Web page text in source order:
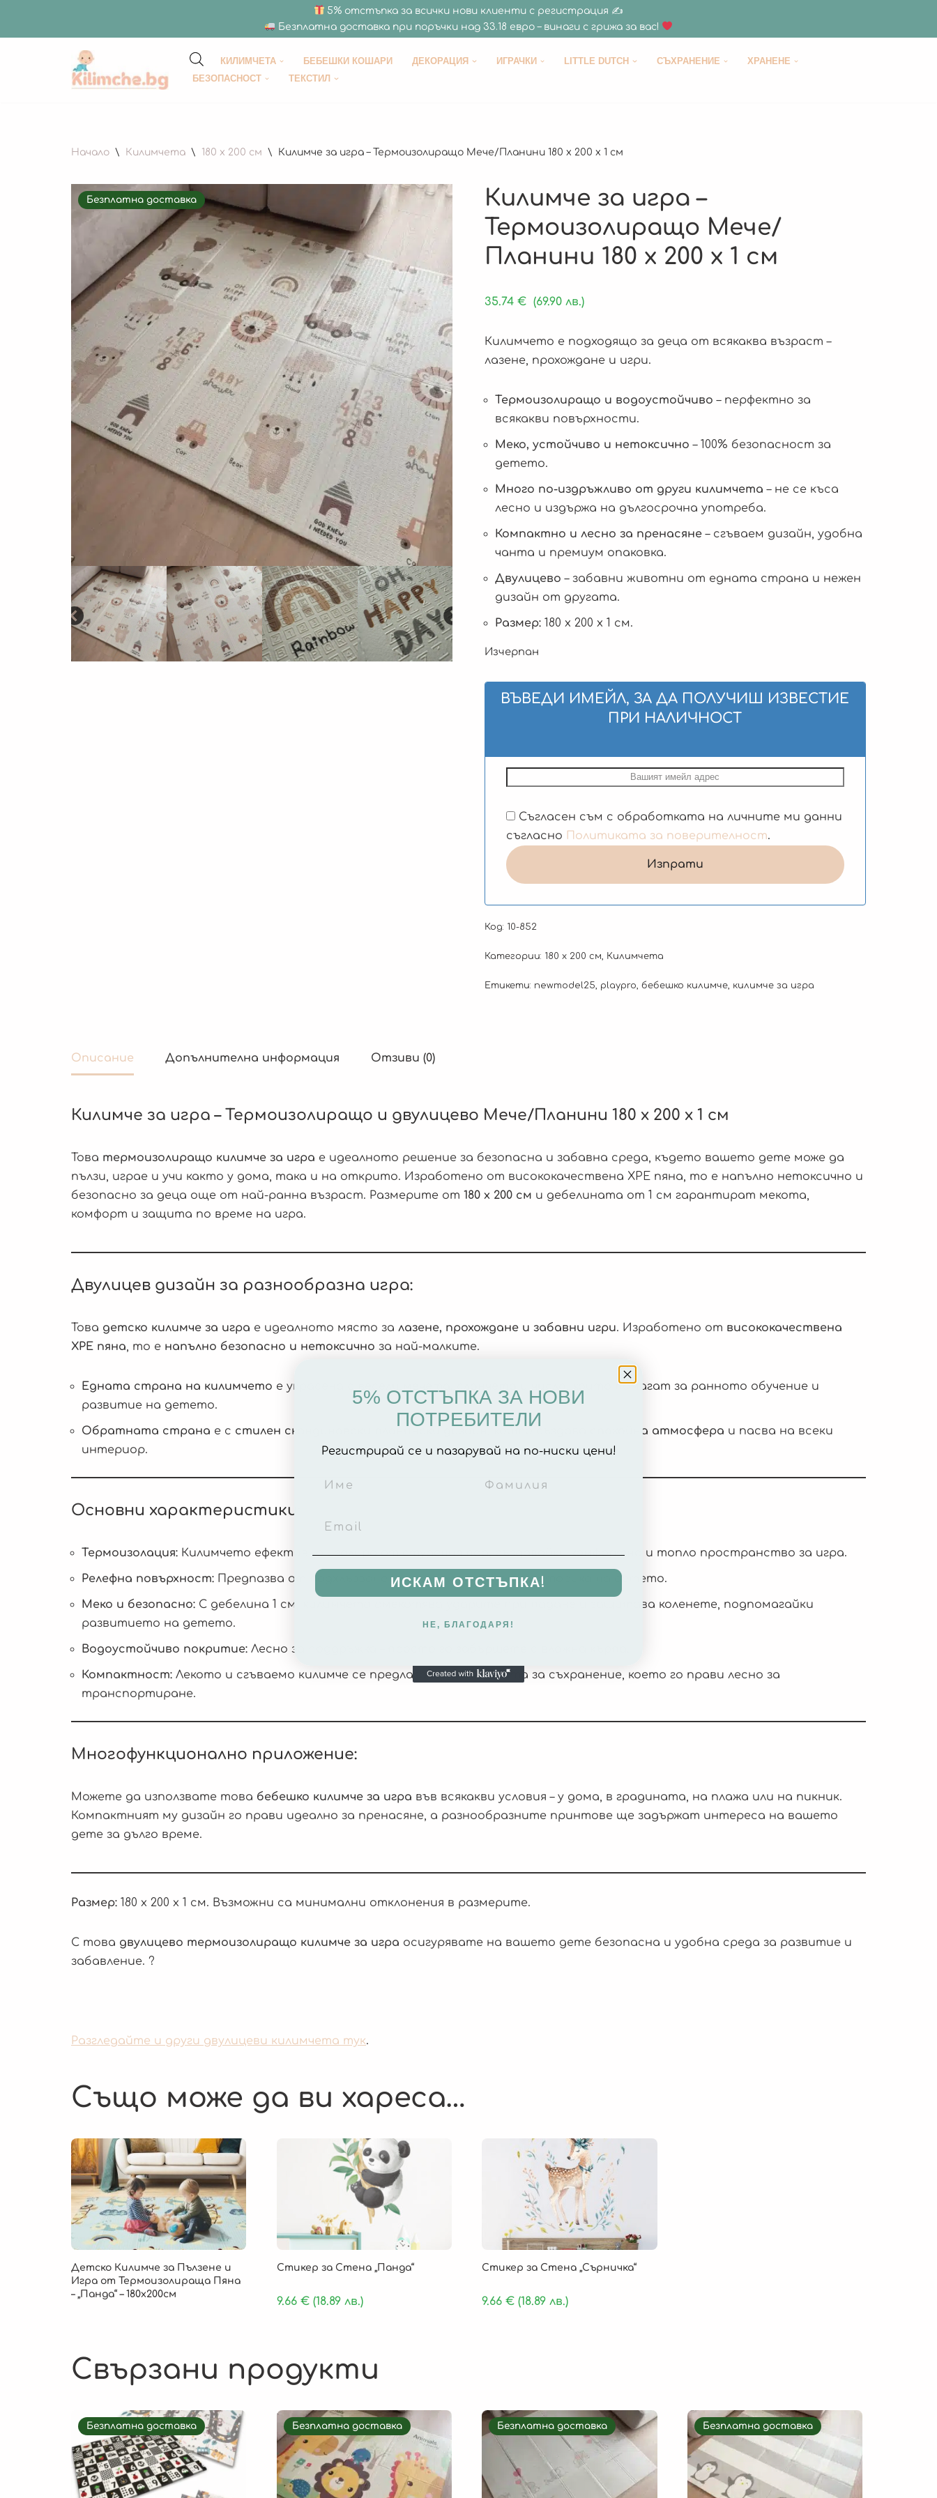
5% отстъпка за всички нови клиенти с регистрация ✍
Безплатна доставка при поръчки над 33.18 евро – винаги с грижа за вас!
Продължете
КИЛИМЧЕТА БЕБЕШКИ КОШАРИ ДЕКОРАЦИЯ ИГРАЧКИ LITTLE DUTCH СЪХРАНЕНИЕ
ХРАНЕНЕ
БЕЗОПАСНОСТ
ТЕКСТИЛ
Начало \ Килимчета \ 180 x 200 см \ Килимче за игра – Термоизолиращо Мече/Планини 180 x 200 x 1 см
Безплатна доставка
Килимче за игра –
Термоизолиращо Мече/
Планини 180 x 200 x 1 см
35.74 € (69.90 лв.)
Килимчето е подходящо за деца от всякаква възраст –
лазене, прохождане и игри.
Термоизолиращо и водоустойчиво – перфектно за
всякакви повърхности.
Меко, устойчиво и нетоксично – 100% безопасност за
детето.
Много по-издръжливо от други килимчета – не се къса
лесно и издържа на дългосрочна употреба.
Компактно и лесно за пренасяне– сгъваем дизайн, удобна
чанта и премиум опаковка.
Двулицево – забавни животни от едната страна и нежен
дизайн от другата.
Размер:180 x 200 x 1 см.
Изчерпан
ВЪВЕДИ ИМЕЙЛ, ЗА ДА ПОЛУЧИШ ИЗВЕСТИЕ
ПРИ НАЛИЧНОСТ
Съгласен съм с обработката на личните ми данни
съгласно Политиката за поверителност.
Код: 10-852
Категории: 180 x 200 см Килимчета
Етикети: newmodel25 playpro бебешко килимче, килимче за игра
Описание Допълнителна информация Отзиви (0)
Килимче за игра – Термоизолиращо и двулицево Мече/Планини 180 x 200 x 1 см
Това термоизолиращо килимче за игра е идеалното решение за безопасна и забавна среда, където вашето дете може да
пълзи, играе и учи както у дома, така и на открито. Изработено от висококачествена XPE пяна, то е напълно нетоксично и
безопасно за деца още от най-ранна възраст. Размерите от 180 x 200 см и дебелината от 1 см гарантират мекота,
комфорт и защита по време на игра.
Двулицев дизайн за разнообразна игра:
Това детско килимче за игра е идеалното място за лазене, прохождане и забавни игри. Изработено от висококачествена
XPE пяна, то е напълно безопасно и нетоксично за най-малките.
Едната страна на килимчето е украсена с
, които помагат за ранното обучение и
развитие на детето.
Обратната страна е с стилен скандинавски планински дизайн спокойна атмосфера и пасва на всеки
интериор.
Основни характеристики:
Термоизолация: Килимчето ефективно изолира от студения под, създавайки комфортно и топло пространство за игра.
Релефна повърхност: Предпазва от подхлъзване и стимулира фината моторика на детето.
Меко и безопасно: С дебелина 1 см, килимчето омекотява ударите при падане и защитава коленете, подпомагайки
развитието на детето.
Водоустойчиво покритие: Лесно за поддръжка – просто го забършете с влажна кърпа.
Компактност: Лекото и сгъваемо килимче се предлага с удобна чанта за съхранение, което го прави лесно за
транспортиране.
Многофункционално приложение:
Можете да използвате това бебешко килимче за игра във всякакви условия – у дома, в градината, на плажа или на пикник.
Компактният му дизайн го прави идеално за пренасяне, а разнообразните принтове ще задържат интереса на вашето
дете за дълго време.
Размер: 180 х 200 х 1 см. Възможни са минимални отклонения в размерите.
С това двулицево термоизолиращо килимче за игра осигурявате на вашето дете безопасна и удобна среда за развитие и
забавление. ?
Разгледайте и други двулицеви килимчета тук.
Също може да ви хареса…
Детско Килимче за Пълзене и
Игра от Термоизолираща Пяна
– „Панда“ – 180х200см
Стикер за Стена „Панда“
9.66 €(18.89 лв.)
Стикер за Стена „Сърничка“
9.66€ (18.89 лв.)
Свързани продукти
Безплатна доставка Безплатна доставка Безплатна доставка Безплатна доставка
5% ОТСТЪПКА ЗА НОВИ
ПОТРЕБИТЕЛИ
Регистрирай се и пазарувай на по-ниски цени!
ИСКАМ ОТСТЪПКА!
НЕ, БЛАГОДАРЯ!